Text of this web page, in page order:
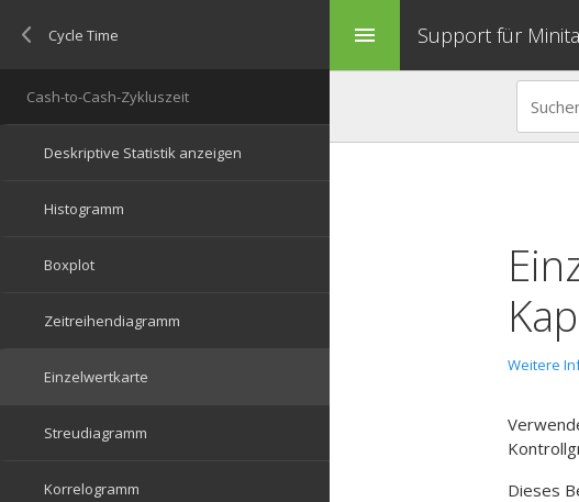
menu Support für
Weitere
Dieses